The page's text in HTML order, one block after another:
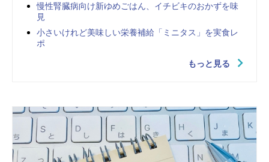
慢性腎臓病向け新ゆめごはん、イチビキのおかずを味
見
小さいけれど美味しい栄養補給「ミニタス」を実食レ
ポ
もっと見る